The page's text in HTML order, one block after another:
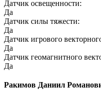
Датчик освещенности:
Да
Датчик силы тяжести:
Да
Датчик игрового
Да
Датчик геомагнитного
Да
Ракимов Даниил